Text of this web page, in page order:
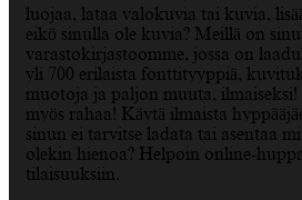
luojaa, lataa valokuvia tai kuvia,
eikö sinulla ole kuvia? Meillä on
varastokirjastoomme, jossa on
yli 700 erilaista fonttityyppiä,
muotoja ja paljon muuta, ilmaiseksi!
myös rahaa! Käytä ilmaista
sinun ei tarvitse ladata tai asentaa
olekin hienoa? Helpoin online-
tilaisuuksiin.